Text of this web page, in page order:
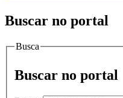
Buscar no portal
Busca
Buscar no portal